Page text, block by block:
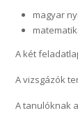
magyar
A két
A vizsgázók
A tanulóknak